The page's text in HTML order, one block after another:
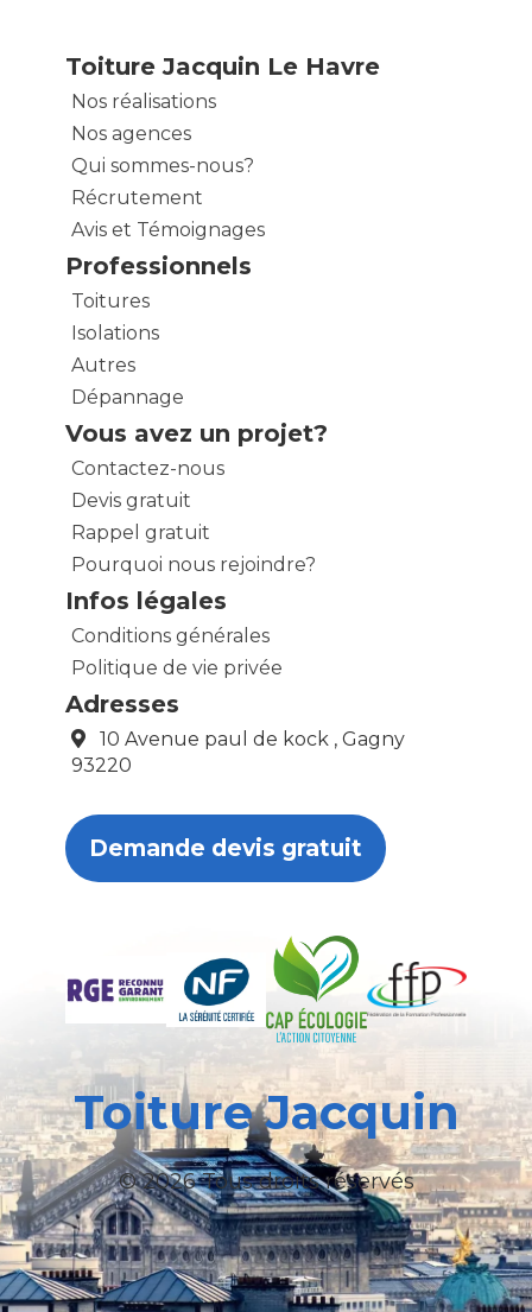
Toiture Jacquin Le Havre
Nos réalisations
Nos agences
Qui sommes-nous?
Récrutement
Avis et Témoignages
Professionnels
Toitures
Isolations
Autres
Dépannage
Vous avez un projet?
Contactez-nous
Devis gratuit
Rappel gratuit
Pourquoi nous rejoindre?
Infos légales
Conditions générales
Politique de vie privée
Adresses
10 Avenue paul de kock , Gagny
93220
Demande devis gratuit
Toiture Jacquin
© 2026 Tous droits réservés